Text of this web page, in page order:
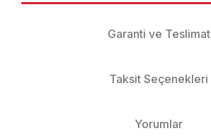
Garanti ve Teslimat
Taksit Seçenekleri
Yorumlar